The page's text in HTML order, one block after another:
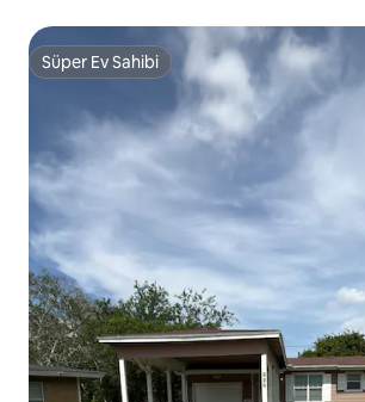
Süper Ev Sahibi
Süper Ev Sahibi